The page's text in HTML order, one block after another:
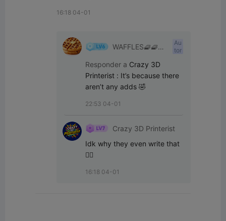
16:18 04-01
WAFFLES🧇🧇🧇
👍
Au
tor
Responder a Crazy 3D
Printerist : It’s because there
aren’t any adds 🤣
22:53 04-01
Crazy 3D Printerist
Idk why they even write that
🤷‍♂️
16:18 04-01